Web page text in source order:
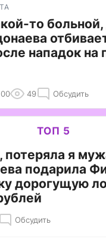
то больной,
нападок на
49 Обсудить
ТОП 5
потеряла я
подарила
дорогущую
Обсудить